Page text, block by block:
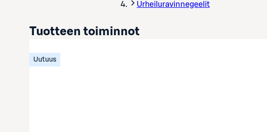
Urheiluravinnegeelit
Uutuus
Tuotteen toiminnot